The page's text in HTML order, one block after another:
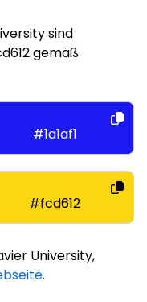
sind
gemäß
#1a1af1
#fcd612
University,
.